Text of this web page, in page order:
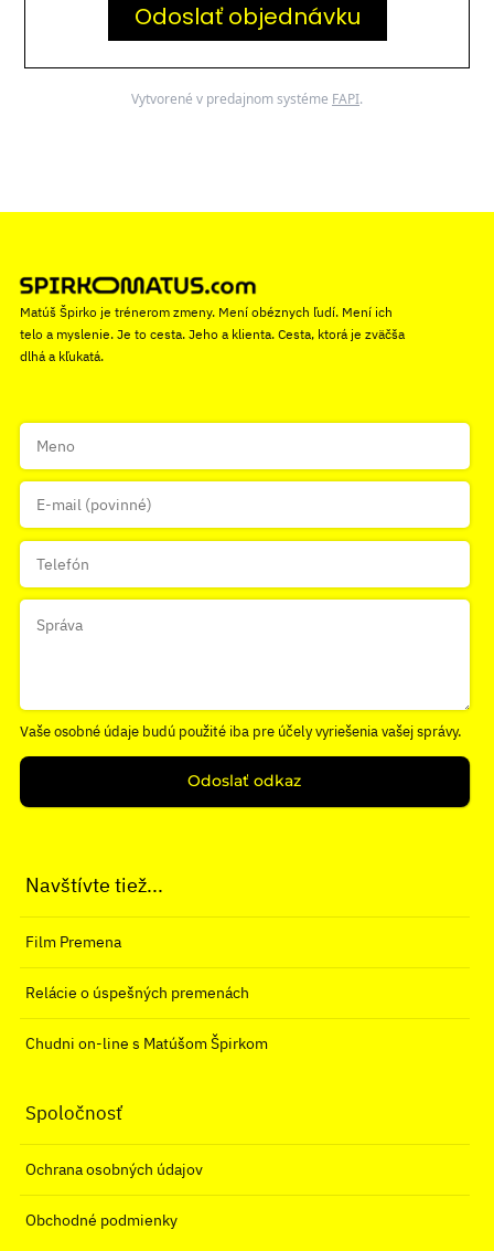
Odoslať objednávku
Vytvorené v predajnom systéme FAPI.
Matúš Špirko je trénerom zmeny. Mení obéznych ľudí. Mení ich
telo a myslenie. Je to cesta. Jeho a klienta. Cesta, ktorá je zväčša
dlhá a kľukatá.
Vaše osobné údaje budú použité iba pre účely vyriešenia vašej správy.
Odoslať odkaz
Navštívte tiež...
Film Premena
Relácie o úspešných premenách
Chudni on-line s Matúšom Špirkom
Spoločnosť
Ochrana osobných údajov
Obchodné podmienky